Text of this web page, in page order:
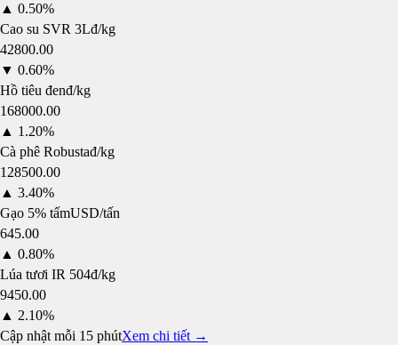
▲ 0.50%
Cao su SVR 3Lđ/kg
42800.00
▼ 0.60%
Hồ tiêu đenđ/kg
168000.00
▲ 1.20%
Cà phê Robustađ/kg
128500.00
▲ 3.40%
Gạo 5% tấmUSD/tấn
645.00
▲ 0.80%
Lúa tươi IR 504đ/kg
9450.00
▲ 2.10%
Cập nhật mỗi 15 phútXem chi tiết →